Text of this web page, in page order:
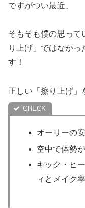
ですがつい最近、
そもそも僕の思って
り上げ」ではなか
す！
正しい「擦り上げ」
オーリーの
空中で体勢
キック・ヒ
ィとメイク